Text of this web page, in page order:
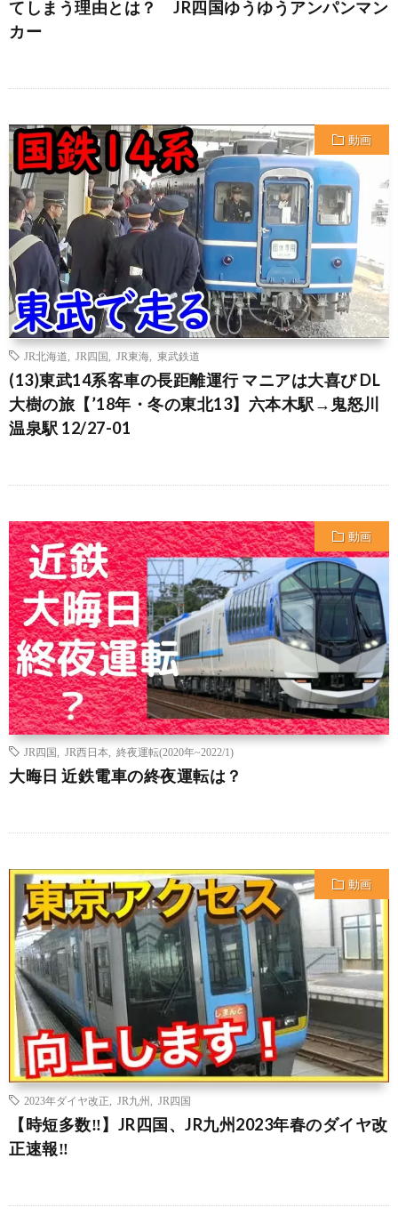
てしまう理由とは？ JR四国ゆうゆうアンパンマン
カー
動画
JR北海道 JR四国 JR東海 東武鉄道
(13)東武14系客車の長距離運行 マニアは大喜び DL
大樹の旅【’18年・冬の東北13】六本木駅→鬼怒川
温泉駅 12/27-01
動画
JR四国 JR西日本 終夜運転(2020年~2022/1)
大晦日 近鉄電車の終夜運転は？
動画
2023年ダイヤ改正 JR九州 JR四国
【時短多数‼️】JR四国、JR九州2023年春のダイヤ改
正速報‼️